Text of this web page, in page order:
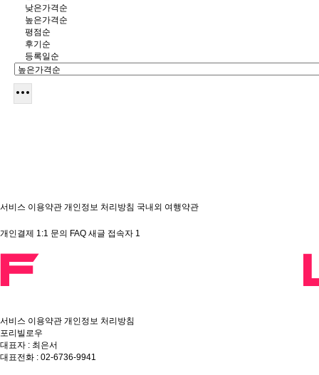
낮은가격순
높은가격순
평점순
후기순
등록일순
서비스 이용약관 개인정보 처리방침 국내외 여행약관
개인결제 1:1 문의 FAQ 새글 접속자 1
서비스 이용약관 개인정보 처리방침
포리빌로우
대표자 : 최은서
대표전화 : 02-6736-9941